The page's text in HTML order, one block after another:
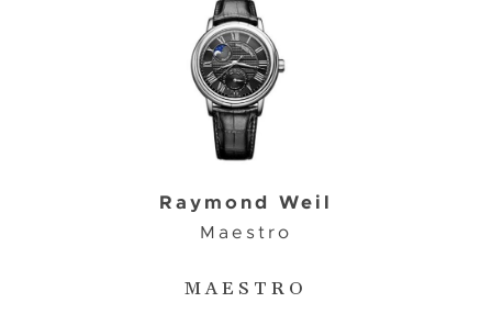
MAESTRO
Raymond Weil
Maestro